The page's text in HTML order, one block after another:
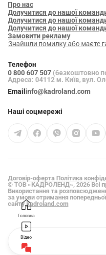
Про нас
Долучитися до нашої
Долучитися до нашої
Долучитися до нашої
Замовити рекламу
Знайшли помилку або маєте
Телефон
0 800 607 507 (безкоштовно
Адреса: 04112 м. Київ, вул.
Email info@kadroland.com
Наші соцмережі
Договір-оферта Політика
© ТОВ «КАДРОЛЕНД», 2026 Всі
Використання та
за умови отримання
сайтуkadroland.com
Головна
Відео